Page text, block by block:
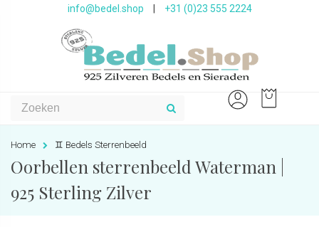
info@bedel.shop +31 (0)23 555 2224
Home ♊️ Bedels Sterrenbeeld
Oorbellen sterrenbeeld Waterman |
925 Sterling Zilver